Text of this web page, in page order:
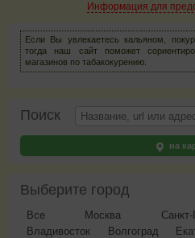
Информация для
Если Вы увлекаетесь кальяном,
тогда наш сайт поможет
магазинов по табакокурению.
Поиск
на
Выберите город
Все Москва Санкт-
Владивосток
Волгоград